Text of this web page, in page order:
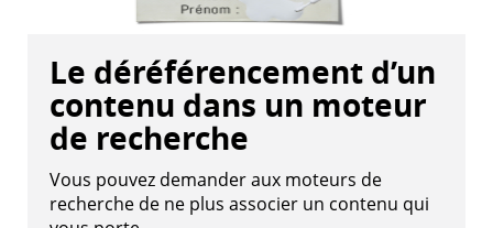
Le déréférencement d’un
contenu dans un moteur
de recherche
Vous pouvez demander aux moteurs de
recherche de ne plus associer un contenu qui